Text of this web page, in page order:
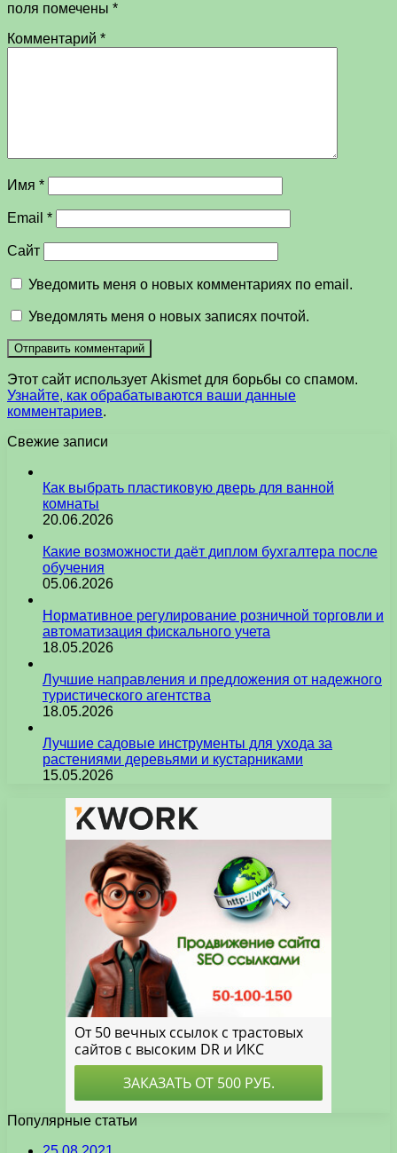
поля помечены *
Комментарий *
Имя *
Email *
Сайт
Уведомить меня о новых комментариях по email.
Уведомлять меня о новых записях почтой.
Этот сайт использует Akismet для борьбы со спамом.
Узнайте, как обрабатываются ваши данные
комментариев.
Свежие записи
Как выбрать пластиковую дверь для ванной
комнаты
20.06.2026
Какие возможности даёт диплом бухгалтера после
обучения
05.06.2026
Нормативное регулирование розничной торговли и
автоматизация фискального учета
18.05.2026
Лучшие направления и предложения от надежного
туристического агентства
18.05.2026
Лучшие садовые инструменты для ухода за
растениями деревьями и кустарниками
15.05.2026
Популярные статьи